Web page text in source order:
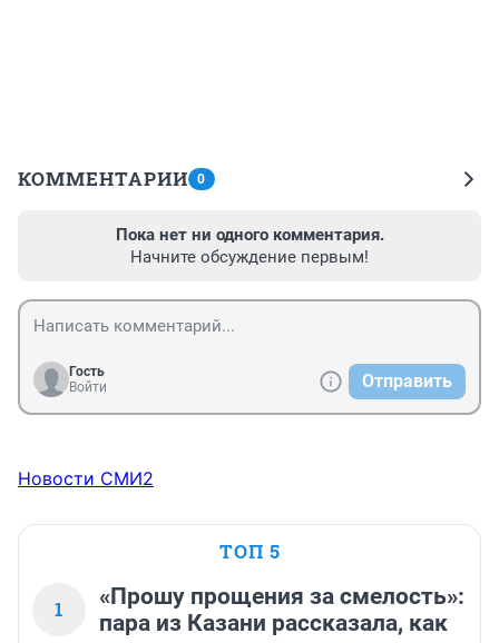
КОММЕНТАРИИ 0
Пока нет ни одного комментария.
Начните обсуждение первым!
Гость
Войти
Отправить
Новости СМИ2
ТОП 5
1
«Прошу прощения за смелость»:
пара из Казани рассказала, как